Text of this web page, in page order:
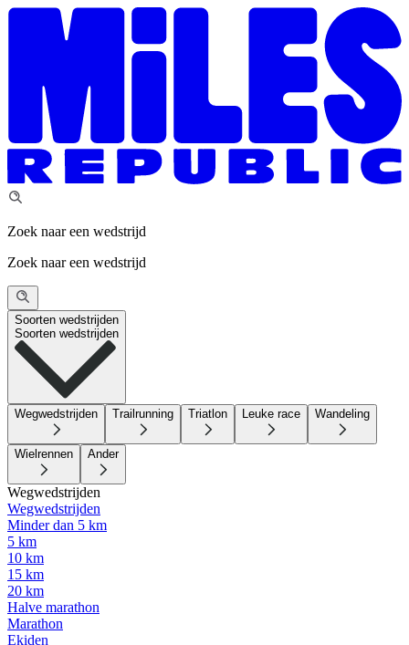
Zoek naar een wedstrijd
Zoek naar een wedstrijd
Soorten wedstrijden
Soorten wedstrijden
Wegwedstrijden Trailrunning Triatlon Leuke race Wandeling
Wielrennen Ander
Wegwedstrijden
Wegwedstrijden
Minder dan 5 km
5 km
10 km
15 km
20 km
Halve marathon
Marathon
Ekiden